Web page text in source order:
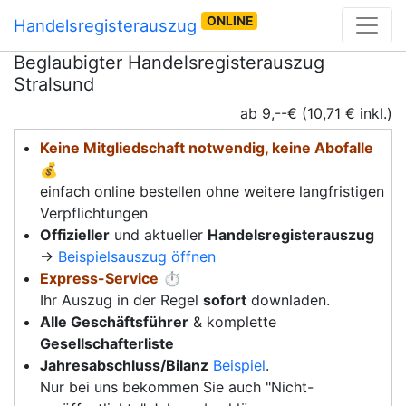
Handelsregisterauszug ONLINE
Beglaubigter Handelsregisterauszug
Stralsund
ab 9,--€ (10,71 € inkl.)
Keine Mitgliedschaft notwendig, keine Abofalle
💰
einfach online bestellen ohne weitere langfristigen
Verpflichtungen
Offizieller und aktueller Handelsregisterauszug
→ Beispielsauszug öffnen
Express-Service ⏱️
Ihr Auszug in der Regel sofort downladen.
Alle Geschäftsführer & komplette
Gesellschafterliste
Jahresabschluss/Bilanz Beispiel.
Nur bei uns bekommen Sie auch "Nicht-